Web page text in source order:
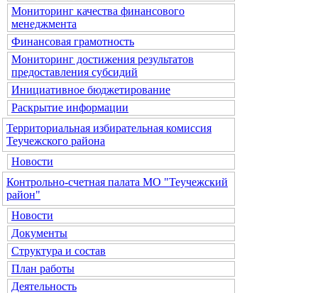
Мониторинг качества финансового
менеджмента
Финансовая грамотность
Мониторинг достижения результатов
предоставления субсидий
Инициативное бюджетирование
Раскрытие информации
Территориальная избирательная комиссия
Теучежского района
Новости
Контрольно-счетная палата МО "Теучежский
район"
Новости
Документы
Структура и состав
План работы
Деятельность